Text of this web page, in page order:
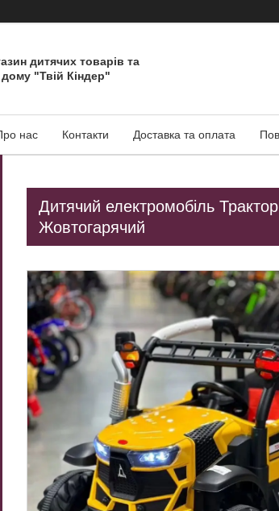
дитячих товарів та
"Твій Кіндер"
нас Контакти Доставка та оплата
Дитячий електромобіль
Жовтогарячий
товару немає). 01033 індекс, Київ, Україна